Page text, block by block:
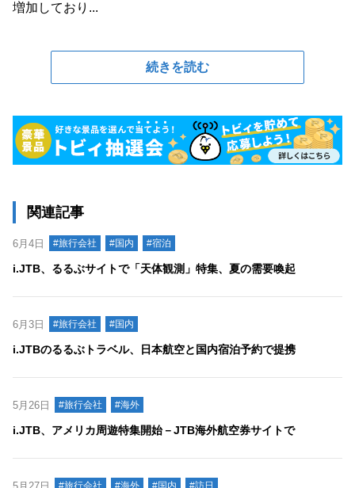
増加しており...
続きを読む
関連記事
6月4日 #旅行会社 #国内 #宿泊
i.JTB、るるぶサイトで「天体観測」特集、夏の需要喚起
6月3日 #旅行会社 #国内
i.JTBのるるぶトラベル、日本航空と国内宿泊予約で提携
5月26日 #旅行会社 #海外
i.JTB、アメリカ周遊特集開始－JTB海外航空券サイトで
#旅行会社 #海外 #国内 #訪日